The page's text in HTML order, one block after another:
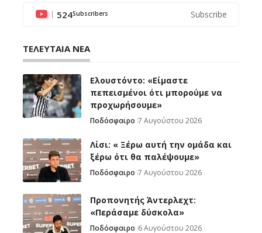
524Subscribers Subscribe
ΤΕΛΕΥΤΑΙΑ ΝΕΑ
Ελουστόντο: «Είμαστε
πεπεισμένοι ότι μπορούμε να
προχωρήσουμε»
Ποδόσφαιρο 7 Αυγούστου 2026
Λίσι: « Ξέρω αυτή την ομάδα και
ξέρω ότι θα παλέψουμε»
Ποδόσφαιρο 7 Αυγούστου 2026
Προπονητής Άντερλεχτ:
«Περάσαμε δύσκολα»
Ποδόσφαιρο 6 Αυγούστου 2026